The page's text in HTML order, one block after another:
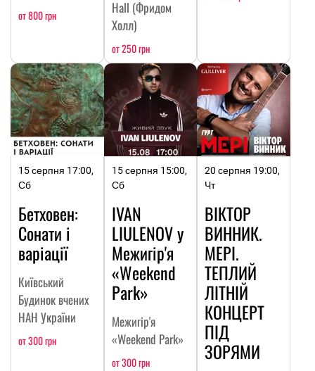
от 800 грн
Hall (Фридом
Холл)
от 250 грн
15 серпня 17:00,
Сб
Бетховен:
Сонати і
варіації
Київський
Будинок вчених
НАН України
от 300 грн
15 серпня 15:00,
Сб
IVAN
LIULENOV у
Межигір'я
«Weekend
Park»
Межигір'я
«Weekend Park»
от 300 грн
20 серпня 19:00,
Чт
ВІКТОР
ВИННИК.
МЕРІ.
ТЕПЛИЙ
ЛІТНІЙ
КОНЦЕРТ
ПІД
ЗОРЯМИ